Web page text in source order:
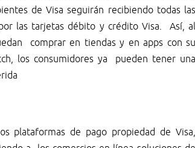
de Visa seguirán recibiendo todas las
las tarjetas débito y crédito Visa. Así, al
comprar en tiendas y en apps con su
los consumidores ya pueden tener una
plataformas de pago propiedad de Visa,